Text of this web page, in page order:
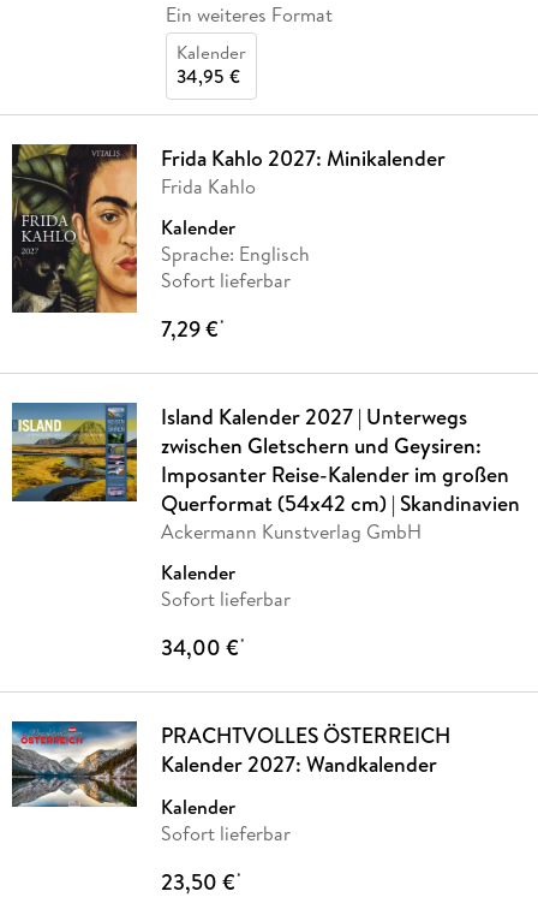
Ein weiteres Format
Kalender
34,95 €
Frida Kahlo 2027: Minikalender
Frida Kahlo
Kalender
Sprache: Englisch
Sofort lieferbar
7,29 €*
Island Kalender 2027 | Unterwegs
zwischen Gletschern und Geysiren:
Imposanter Reise-Kalender im großen
Querformat (54x42 cm) | Skandinavien
Ackermann Kunstverlag GmbH
Kalender
Sofort lieferbar
34,00 €*
PRACHTVOLLES ÖSTERREICH
Kalender 2027: Wandkalender
Kalender
Sofort lieferbar
23,50 €*